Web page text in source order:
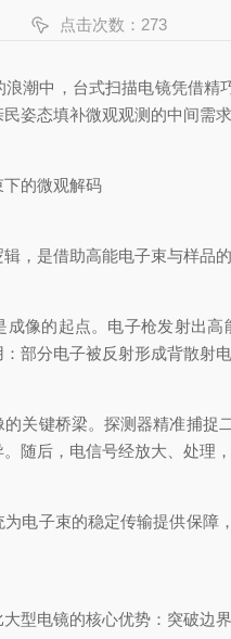
点击次数：273
中，台式扫描电镜凭借精巧
姿态填补微观观测的中间需
的微观解码
辑，是借助高能电子束与样品
的起点。电子枪发射出高
部分电子被反射形成背散射
键桥梁。探测器精准捕捉
随后，电信号经放大、处理
子束的稳定传输提供保障，
电镜的核心优势：突破边